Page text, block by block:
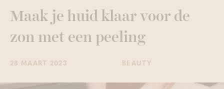
Maak je huid klaar voor de
zon met een peeling
28 MAART 2023 BEAUTY